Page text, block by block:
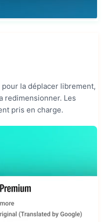
la déplacer librement,
redimensionner. Les
pris en charge.